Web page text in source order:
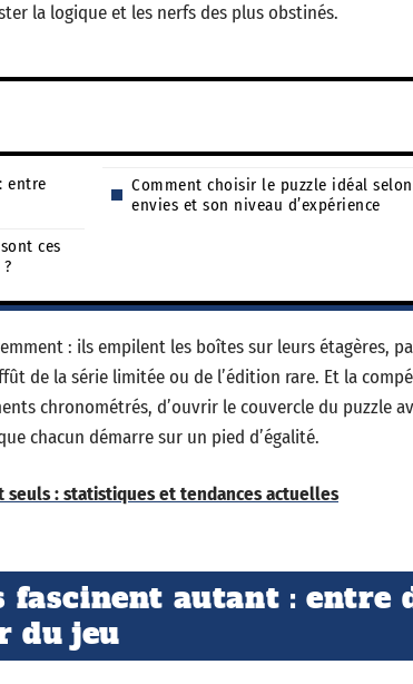
la logique et les nerfs des plus obstinés.
entre
ces
Comment choisir le puzzle idéal selon
envies et son niveau d’expérience
: ils empilent les boîtes sur leurs étagères,
de la série limitée ou de l’édition rare. Et la
chronométrés, d’ouvrir le couvercle du puzzle
chacun démarre sur un pied d’égalité.
seuls : statistiques et tendances actuelles
fascinent autant : entre
du jeu